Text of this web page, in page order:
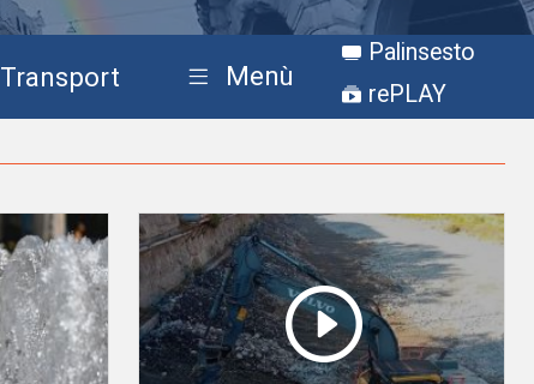
Transport Menù
Palinsesto
rePLAY